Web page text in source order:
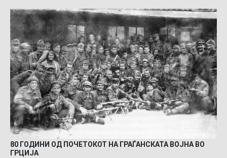
80 ГОДИНИ ОД ПОЧЕТОКОТ НА ГРАЃАНСКАТА ВОЈНА ВО
ГРЦИЈА